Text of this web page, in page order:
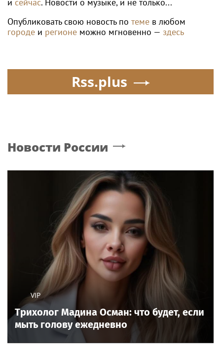
Опубликовать свою новость по теме в любом
городе и регионе можно мгновенно — здесь
Rss.plus
Новости России
VIP
Трихолог Мадина Осман: что будет, если
мыть голову ежедневно